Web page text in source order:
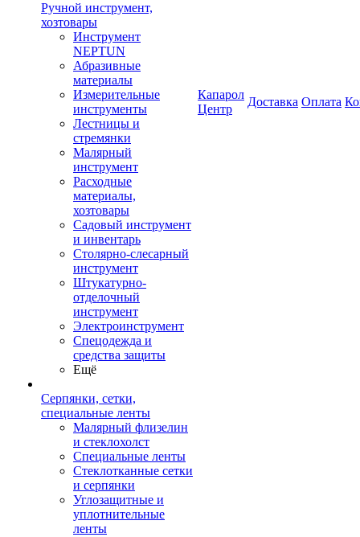
Ручной инструмент,
хозтовары
Инструмент
NEPTUN
Абразивные
материалы
Измерительные
инструменты
Лестницы и
стремянки
Малярный
инструмент
Расходные
материалы,
хозтовары
Садовый инструмент
и инвентарь
Столярно-слесарный
инструмент
Штукатурно-
отделочный
инструмент
Электроинструмент
Спецодежда и
средства защиты
Ещё
Серпянки, сетки,
специальные ленты
Малярный флизелин
и стеклохолст
Специальные ленты
Стеклотканные сетки
и серпянки
Углозащитные и
уплотнительные
ленты
Капарол
Центр
Доставка Оплата